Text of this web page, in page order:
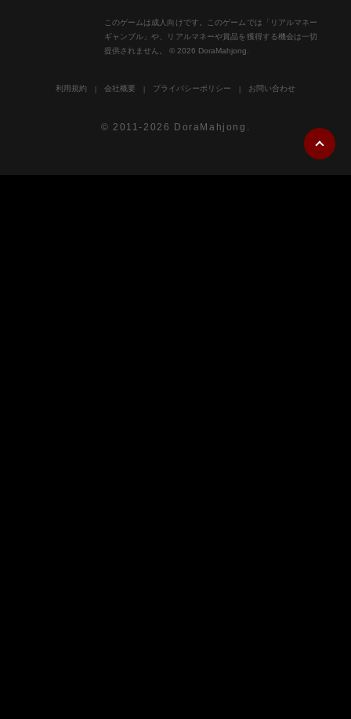
このゲームは成人向けです。このゲームでは「リアルマネー
ギャンブル」や、リアルマネーや賞品を獲得する機会は一切
提供されません。 © 2026 DoraMahjong.
利用規約 会社概要 プライバシーポリシー お問い合わせ
© 2011-2026 DoraMahjong.